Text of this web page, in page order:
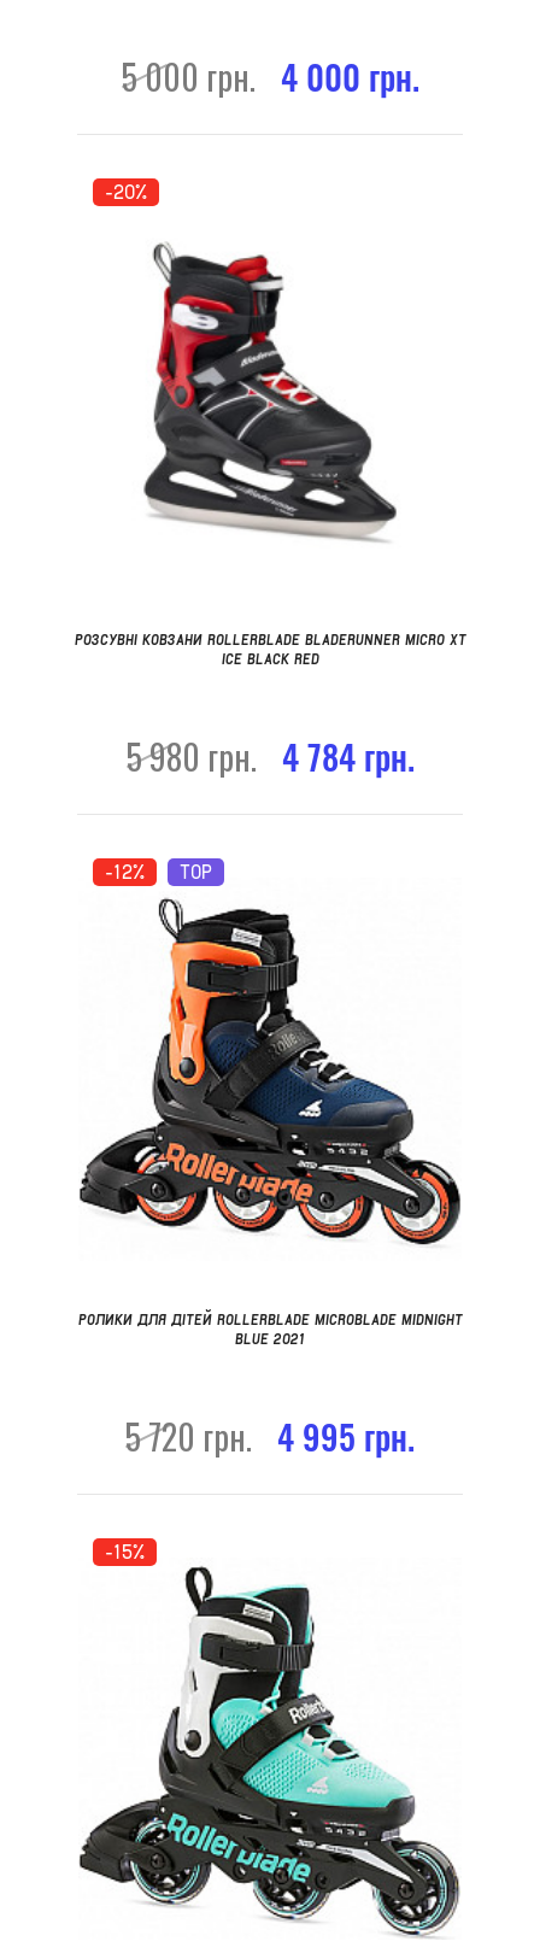
5 000 грн. 4 000 грн.
-20%
РОЗСУВНІ КОВЗАНИ ROLLERBLADE BLADERUNNER MICRO XT
ICE BLACK RED
5 980 грн. 4 784 грн.
-12% TOP
РОЛИКИ ДЛЯ ДІТЕЙ ROLLERBLADE MICROBLADE MIDNIGHT
BLUE 2021
5 720 грн. 4 995 грн.
-15%